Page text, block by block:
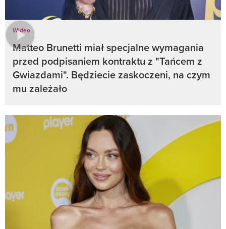
Wideo
Matteo Brunetti miał specjalne wymagania
przed podpisaniem kontraktu z "Tańcem z
Gwiazdami". Będziecie zaskoczeni, na czym
mu zależało